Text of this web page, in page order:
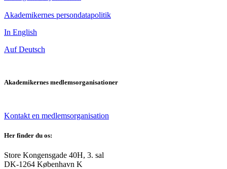
Akademikernes persondatapolitik
In English
Auf Deutsch
Akademikernes medlemsorganisationer
Kontakt en medlemsorganisation
Her finder du os:
Store Kongensgade 40H, 3. sal
DK-1264 København K